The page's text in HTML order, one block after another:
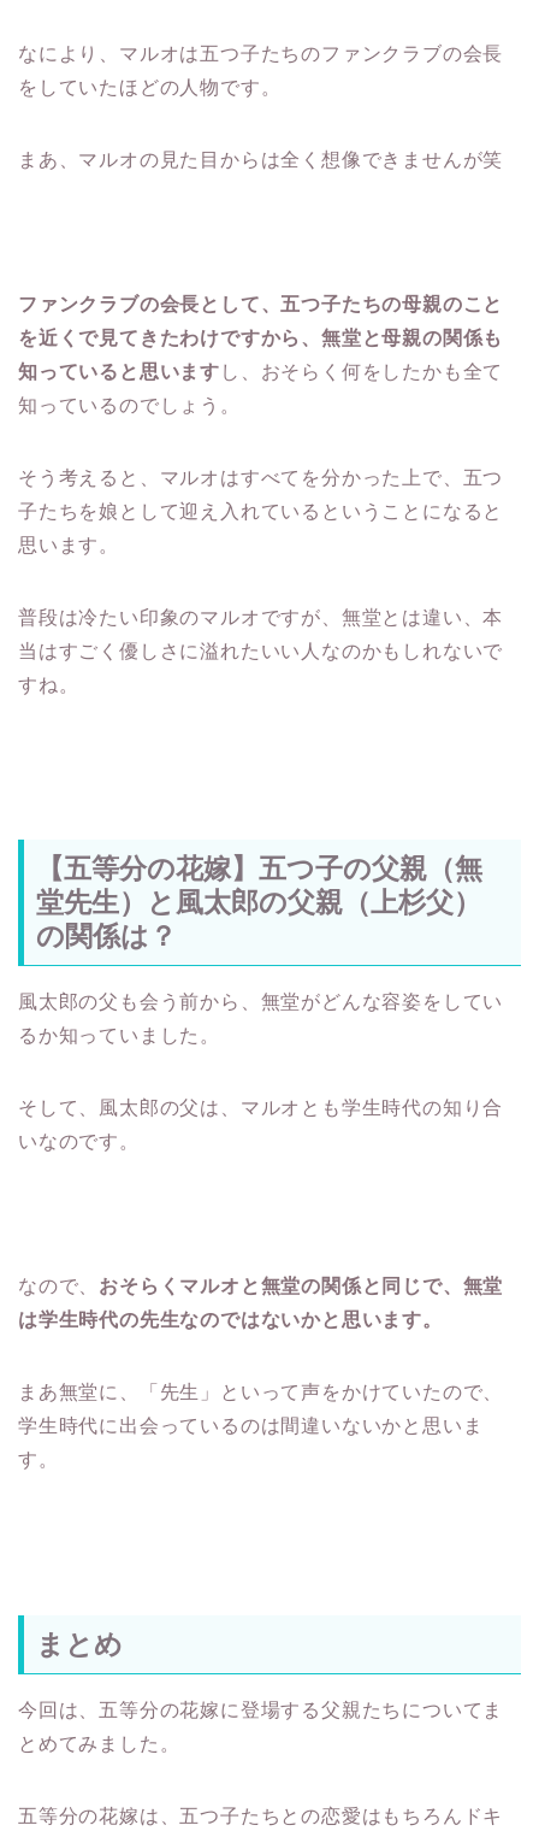
なにより、マルオは五つ子たちのファンクラブの会長
をしていたほどの人物です。
まあ、マルオの見た目からは全く想像できませんが笑
ファンクラブの会長として、五つ子たちの母親のこと
を近くで見てきたわけですから、無堂と母親の関係も
知っていると思います し、おそらく何をしたかも全て
知っているのでしょう。
そう考えると、マルオはすべてを分かった上で、五つ
子たちを娘として迎え入れているということになると
思います。
普段は冷たい印象のマルオですが、無堂とは違い、本
当はすごく優しさに溢れたいい人なのかもしれないで
すね。
【五等分の花嫁】五つ子の父親（無
堂先生）と風太郎の父親（上杉父）
の関係は？
風太郎の父も会う前から、無堂がどんな容姿をしてい
るか知っていました。
そして、風太郎の父は、マルオとも学生時代の知り合
いなのです。
なので、 おそらくマルオと無堂の関係と同じで、無堂
は学生時代の先生なのではないかと思います。
まあ無堂に、「先生」といって声をかけていたので、
学生時代に出会っているのは間違いないかと思いま
す。
まとめ
今回は、五等分の花嫁に登場する父親たちについてま
とめてみました。
五等分の花嫁は、五つ子たちとの恋愛はもちろんドキ